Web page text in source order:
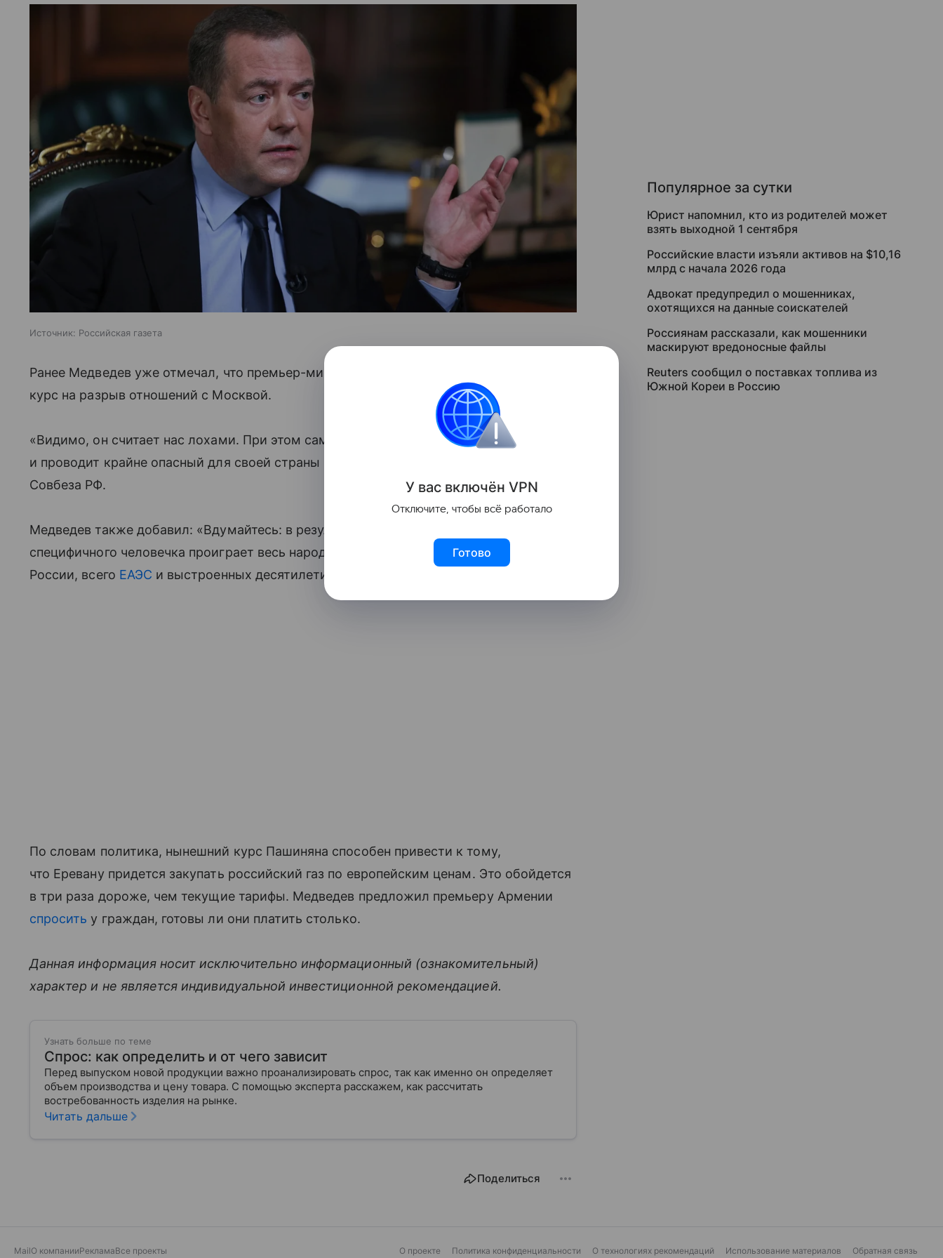
Источник: Российская газета
Ранее Медведев уже отмечал, что премьер-министр Армении Никол Пашинян взял
курс на разрыв отношений с Москвой.
«Видимо, он считает нас лохами. При этом сам крупно ошибся в системе координат
и проводит крайне опасный для своей страны курс», — подчеркнул зампред
Совбеза РФ.
Медведев также добавил: «Вдумайтесь: в результате действий этого весьма
специфичного человечка проиграет весь народ Армении, который лишится рынка
России, всего ЕАЭС и выстроенных десятилетиями экономических связей».
По словам политика, нынешний курс Пашиняна способен привести к тому,
что Еревану придется закупать российский газ по европейским ценам. Это обойдется
в три раза дороже, чем текущие тарифы. Медведев предложил премьеру Армении
спросить у граждан, готовы ли они платить столько.
Данная информация носит исключительно информационный (ознакомительный)
характер и не является индивидуальной инвестиционной рекомендацией.
Узнать больше по теме
Спрос: как определить и от чего зависит
Перед выпуском новой продукции важно проанализировать спрос, так как именно он определяет
объем производства и цену товара. С помощью эксперта расскажем, как рассчитать
востребованность изделия на рынке.
Читать дальше
Поделиться
Популярное за сутки
Юрист напомнил, кто из родителей может
взять выходной 1 сентября
Российские власти изъяли активов на $10,16
млрд с начала 2026 года
Адвокат предупредил о мошенниках,
охотящихся на данные соискателей
Россиянам рассказали, как мошенники
маскируют вредоносные файлы
Reuters сообщил о поставках топлива из
Южной Кореи в Россию
MailО компанииРекламаВсе проекты О проекте Политика конфиденциальности О технологиях рекомендаций Использование материалов Обратная связь
У вас включён VPN
Отключите, чтобы всё работало
Готово